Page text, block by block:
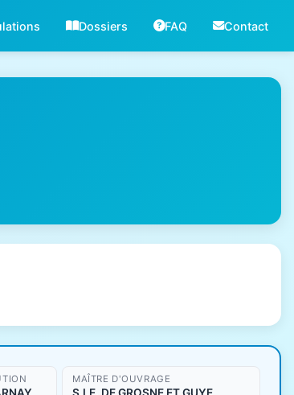
Dossiers FAQ Contact
MAÎTRE D'OUVRAGE
S.I.E. DE GROSNE ET GUYE